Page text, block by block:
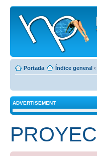
Portada Índice general ‹
ADVERTISEMENT